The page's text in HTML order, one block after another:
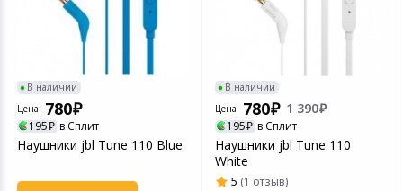
В наличии
Цена
780
195 в Сплит
Наушники jbl Tune 110 Blue
В наличии
Цена
780 1 390
195 в Сплит
Наушники jbl Tune 110
White
5 (1 отзыв)